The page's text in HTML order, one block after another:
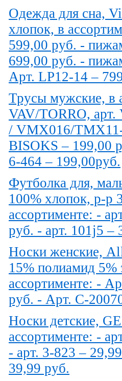
Одежда для сна,
хлопок, в
599,00 руб. -
699,00 руб. -
Арт. LP12-14 –
Трусы мужские, в
VAV/TORRO,
/ VMX016/
BISOKS – 199,00
6-464 – 199,00руб.
Футболка для,
100% хлопок, р-р
ассортименте: -
руб. - арт. 101j5 –
Носки женские,
15% полиамид 5%
ассортименте: -
руб. - Арт. C-
Носки детские,
ассортименте: -
- арт. 3-823 –
39,99 руб.